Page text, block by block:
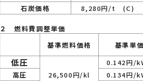
石炭価格
8,280円/t (C)
２ 燃料費調整単価
基準燃料価格
基準単
低圧
26,500円/kl
0.142円/
高圧
0.134円/